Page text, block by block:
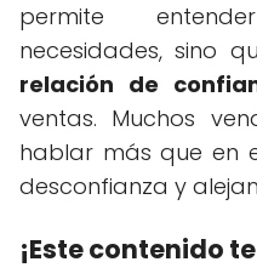
permite
necesidades, sino
relación de
ventas. Muchos
hablar más que en
desconfianza y
¡Este contenido